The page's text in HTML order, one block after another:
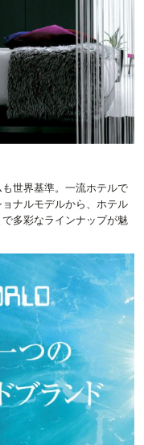
世界基準。一流ホテルで
ナルモデルから、ホテル
多彩なラインナップが魅